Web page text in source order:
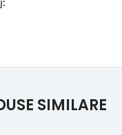
SIMILARE